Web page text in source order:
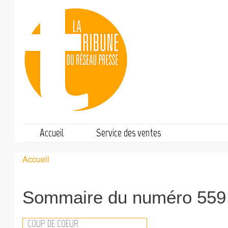
Accueil Service des ventes
Accueil
Sommaire du numéro 559
COUP DE COEUR